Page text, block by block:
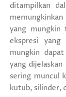
ditampilkan
yang mungkin
ekspresi
mungkin
yang
sering muncul
kutub, silinder,